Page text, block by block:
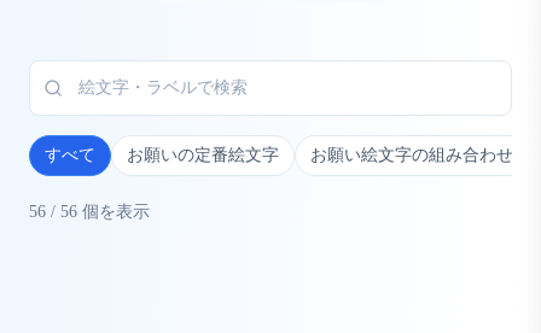
すべて お願いの定番絵文字 お願い絵文字の組み合わせ
56 / 56 個を表示